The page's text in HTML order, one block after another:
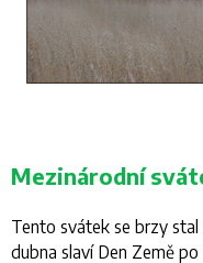
Mezinárodní
Tento svátek se brzy
dubna slaví Den Země po